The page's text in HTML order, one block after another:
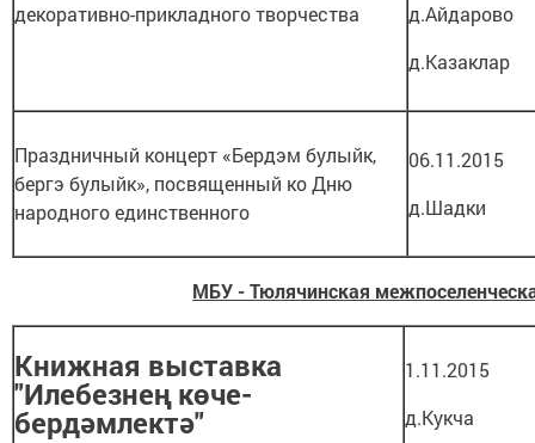
декоративно-прикладного творчества
д.Айдарово
д.Казаклар
Праздничный концерт «Бердэм булыйк,
бергэ булыйк», посвященный ко Дню
народного единственного
06.11.2015
д.Шадки
МБУ - Тюлячинская
Книжная выставка
"Илебезнең көче-
бердәмлектә"
1.11.2015
д.Кукча